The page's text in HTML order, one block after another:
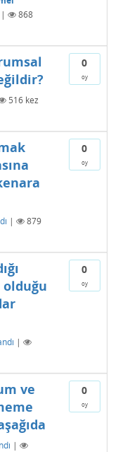
|
868
0
oy
516 kez
0
oy
|
879
0
oy
olduğu
|
0
oy
ve
|